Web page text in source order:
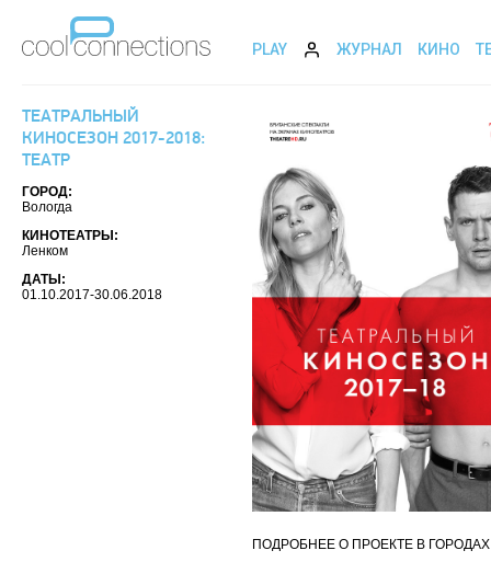
PLAY ЖУРНАЛ КИНО
ТЕАТРАЛЬНЫЙ
КИНОСЕЗОН 2017-2018:
ТЕАТР
ГОРОД:
Вологда
КИНОТЕАТРЫ:
Ленком
ДАТЫ:
01.10.2017-30.06.2018
ПОДРОБНЕЕ О ПРОЕКТЕ В